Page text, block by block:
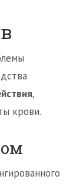
,
крови.